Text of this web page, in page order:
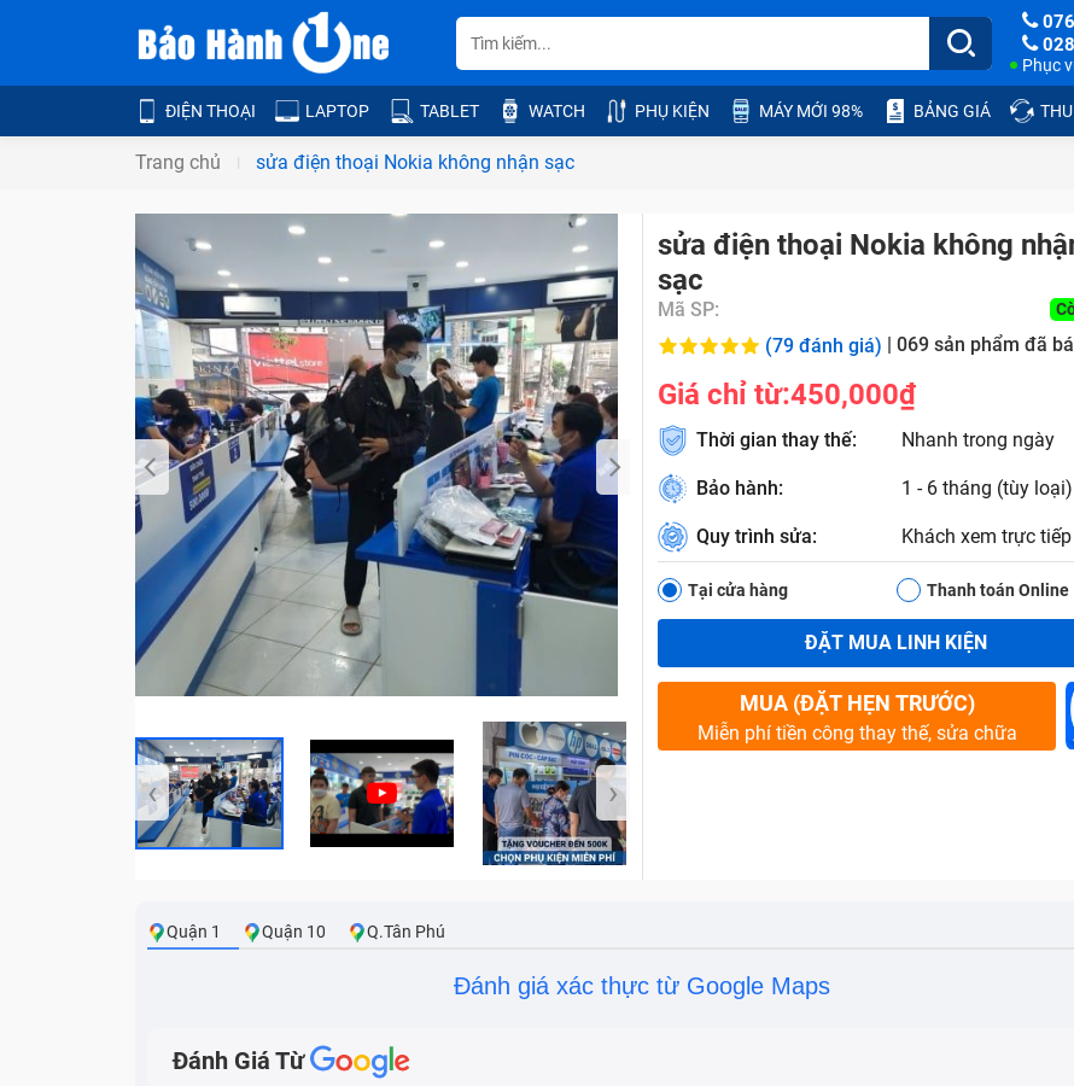
Phục
ĐIỆN THOẠI LAPTOP TABLET WATCH PHỤ KIỆN MÁY MỚI 98% BẢNG GIÁ
Trang chủ sửa điện thoại Nokia không nhận sạc
‹ ›
sửa điện thoại Nokia không
sạc
Mã SP:
(79 đánh giá) | 069 sản phẩm đã
Giá chỉ từ:450,000₫
Thời gian thay thế: Nhanh trong ngày
Bảo hành: 1 - 6 tháng (tùy loại)
Quy trình sửa: Khách xem trực tiếp
Tại cửa hàng Thanh toán Online
ĐẶT MUA LINH KIỆN
MUA (ĐẶT HẸN TRƯỚC)
Miễn phí tiền công thay thế, sửa chữa
Quận 1 Quận 10 Q.Tân Phú
Đánh giá xác thực từ Google Maps
Đánh Giá Từ